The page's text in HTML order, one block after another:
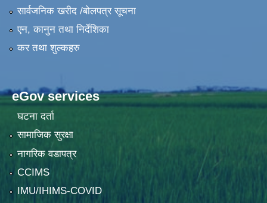
सार्वजनिक खरीद /बोलपत्र सूचना
एन, कानुन तथा निर्देशिका
कर तथा शुल्कहरु
eGov services
घटना दर्ता
सामाजिक सुरक्षा
नागरिक वडापत्र
CCIMS
IMU/IHIMS-COVID